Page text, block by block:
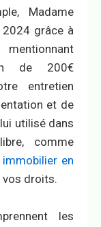
Madame
grâce à
de 200€
entretien
et de
utilisé dans
comme
en
vos droits.
les